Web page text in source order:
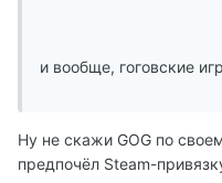
и вообще, гоговские
Ну не скажи GOG по
предпочёл Steam-